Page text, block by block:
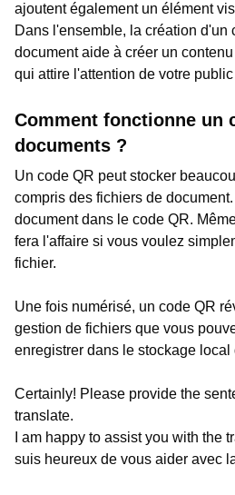
ajoutent également un élément
Dans l'ensemble, la création d'un
document aide à créer un
qui attire l'attention de votre
Comment fonctionne un
documents ?
Un code QR peut stocker
compris des fichiers de
document dans le code QR.
fera l'affaire si vous voulez
fichier.
Une fois numérisé, un code QR
gestion de fichiers que vous
enregistrer dans le stockage local
Certainly! Please provide the
translate.
I am happy to assist you with the
suis heureux de vous aider avec